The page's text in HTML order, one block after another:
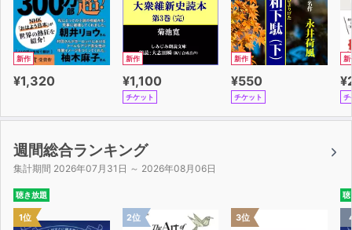
新作
¥1,320
新作
¥1,100
チケット
新作
¥550
チケット
新
チ
週間総合ランキング
集計期間 2026年07月31日 ～ 2026年08月06日
聴き放題
1位 2位 3位
聴